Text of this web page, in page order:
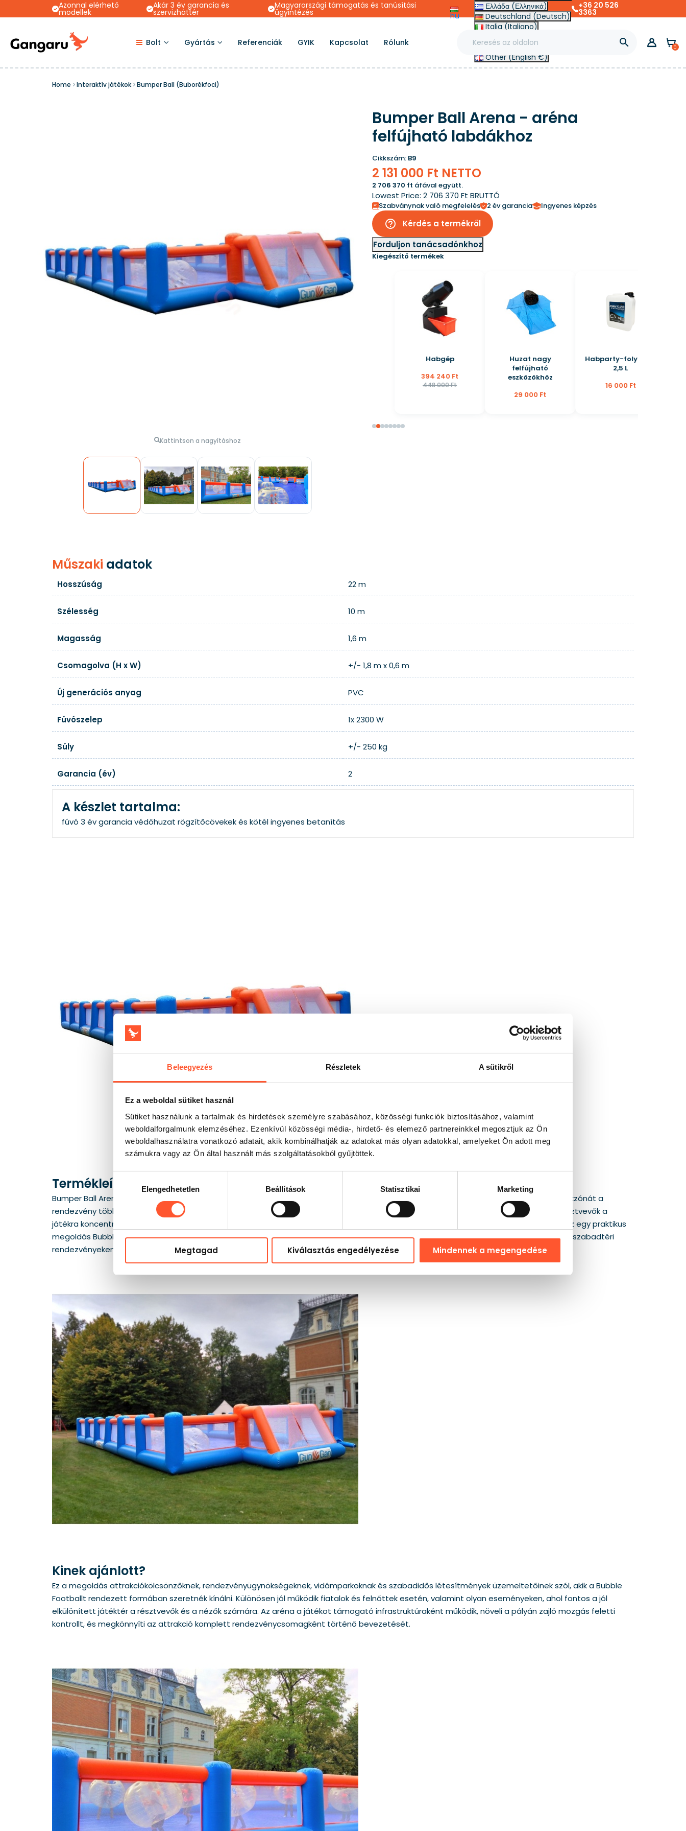
Beleegyezés Részletek A sütikről
Ez a weboldal sütiket használ
Sütiket használunk a tartalmak és hirdetések személyre szabásához, közösségi funkciók biztosításához, valamint
weboldalforgalmunk elemzéséhez. Ezenkívül közösségi média-, hirdető- és elemező partnereinkkel megosztjuk az Ön
weboldalhasználatra vonatkozó adatait, akik kombinálhatják az adatokat más olyan adatokkal, amelyeket Ön adott meg
számukra vagy az Ön által használt más szolgáltatásokból gyűjtöttek.
kiválasztásaElengedhetetlen Beállítások Statisztikai Marketing
Megtagad Kiválasztás engedélyezése Mindennek a megengedése
Azonnal elérhető
modellek
Akár 3 év garancia és
szervizháttér
Magyarországi támogatás és tanúsítási
ügyintézés hu
Ελλάδα (Ελληνικά)
Deutschland (Deutsch)
Italia (Italiano)
Slovensko (Slovenčina)
France (Français)
Other (English €)
+36 20 526
3363
Bolt Gyártás Referenciák GYIK Kapcsolat Rólunk  0
Home Interaktív játékok Bumper Ball (Buborékfoci)
Kattintson a nagyításhoz
Bumper Ball Arena - aréna
felfújható labdákhoz
Cikkszám: B9
2 131 000 Ft NETTO
2 706 370 ft áfával együtt.
Lowest Price: 2 706 370 Ft BRUTTÓ
Szabványnak való megfelelés 2 év garancia Ingyenes képzés
help_outline
Kérdés a termékről
Forduljon tanácsadónkhoz
Kiegészítő termékek
Habgép
394 240 Ft
448 000 Ft
Huzat nagy
felfújható
eszközökhöz
29 000 Ft
Habparty-folyadék
16 000 Ft
Műszaki adatok
Hosszúság 22 m
Szélesség 10 m
Magasság 1,6 m
Csomagolva (H x W) +/- 1,8 m x 0,6 m
Új generációs anyag PVC
Fúvószelep 1x 2300 W
Súly +/- 250 kg
Garancia (év) 2
A készlet tartalma:
fúvó 3 év garanciavédőhuzat rögzítőcövekek és kötélingyenes betanítás
Termékleírás
Bumper Ball Arena segítségével kész, jól kijelölt pálya hozható létre a felfújható labdás játékhoz. A felfújható palánkok elválasztják a játékzónát a
rendezvény többi részétől, a két oldalon elhelyezett kapuk pedig egyértelmű célt és rendet adnak a játéknak. Ennek köszönhetően a résztvevők a
játékra koncentrálnak, a személyzet pedig könnyebben tudja ellenőrizni a mérkőzés menetét, a sort és a biztonságot az állomás körül. Ez egy praktikus
megoldás Bubble Footballhoz, amely egységes, professzionális elrendezést ad az attrakciónak, és megkönnyíti a játék megszervezését szabadtéri
rendezvényeken.
Kinek ajánlott?
Ez a megoldás attrakciókölcsönzőknek, rendezvényügynökségeknek, vidámparkoknak és szabadidős létesítmények üzemeltetőinek szól, akik a Bubble
Footballt rendezett formában szeretnék kínálni. Különösen jól működik fiatalok és felnőttek esetén, valamint olyan eseményeken, ahol fontos a jól
elkülönített játéktér a résztvevők és a nézők számára. Az aréna a játékot támogató infrastruktúraként működik, növeli a pályán zajló mozgás feletti
kontrollt, és megkönnyíti az attrakció komplett rendezvénycsomagként történő bevezetését.